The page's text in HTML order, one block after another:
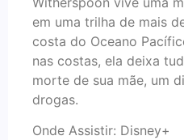
em uma trilha de mais
costa do Oceano
nas costas, ela deixa
morte de sua mãe, um
drogas.
Onde Assistir: Disney+